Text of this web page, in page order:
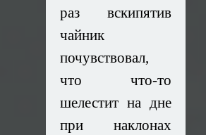
раз вскипятив
чайник
почувствовал,
что что-то
шелестит на дне
при наклонах